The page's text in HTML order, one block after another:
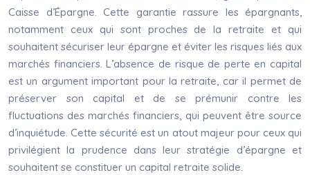
Caisse d’Épargne. Cette garantie rassure les épargnants,
notamment ceux qui sont proches de la retraite et qui
souhaitent sécuriser leur épargne et éviter les risques liés aux
marchés financiers. L’absence de risque de perte en capital
est un argument important pour la retraite, car il permet de
préserver son capital et de se prémunir contre les
fluctuations des marchés financiers, qui peuvent être source
d’inquiétude. Cette sécurité est un atout majeur pour ceux qui
privilégient la prudence dans leur stratégie d’épargne et
souhaitent se constituer un capital retraite solide.